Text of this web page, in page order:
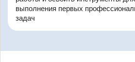
выполнения первых
задач